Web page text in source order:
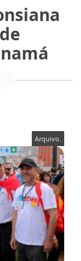
Arquivo.